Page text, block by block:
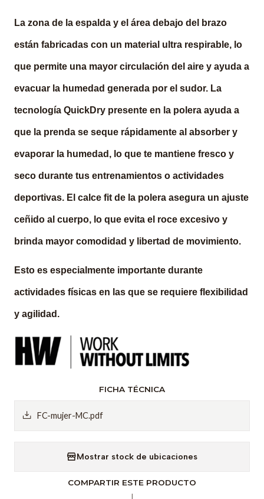
La zona de la espalda y el área debajo del brazo
están fabricadas con un material ultra respirable, lo
que permite una mayor circulación del aire y ayuda a
evacuar la humedad generada por el sudor. La
tecnología QuickDry presente en la polera ayuda a
que la prenda se seque rápidamente al absorber y
evaporar la humedad, lo que te mantiene fresco y
seco durante tus entrenamientos o actividades
deportivas. El calce fit de la polera asegura un ajuste
ceñido al cuerpo, lo que evita el roce excesivo y
brinda mayor comodidad y libertad de movimiento.
Esto es especialmente importante durante
actividades físicas en las que se requiere flexibilidad
y agilidad.
FICHA TÉCNICA
FC-mujer-MC.pdf
Mostrar stock de ubicaciones
COMPARTIR ESTE PRODUCTO